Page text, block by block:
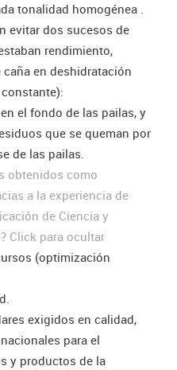
tonalidad homogénea .
evitar dos sucesos de
rendimiento,
en deshidratación
el fondo de las pailas, y
que se queman por
de las pailas.
obtenidos como
a la experiencia de
de Ciencia y
Click para ocultar
(optimización
exigidos en calidad,
para el
y productos de la